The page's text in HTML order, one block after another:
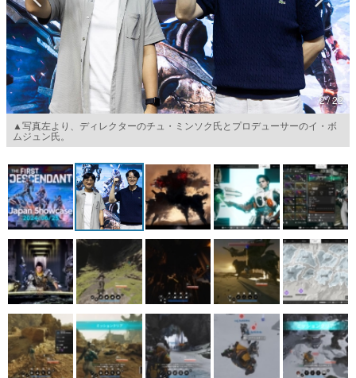
カテゴリ
特集記事
マンガ
女性向け
その他
電ファミニコゲーマーとは？
運営：株式会社マレ
2 / 22
▲写真左より、ディレクターのチュ・ミンソク氏とプロデューサーのイ・ボ
ムジュン氏。